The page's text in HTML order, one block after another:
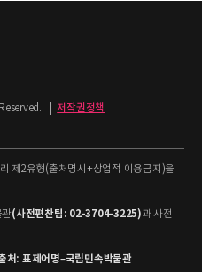
저작권정책
제2유형(출처명시+상업적 이용금지)을
관(사전편찬팀: 02-3704-3225)과 사전
처: 표제어명–국립민속박물관